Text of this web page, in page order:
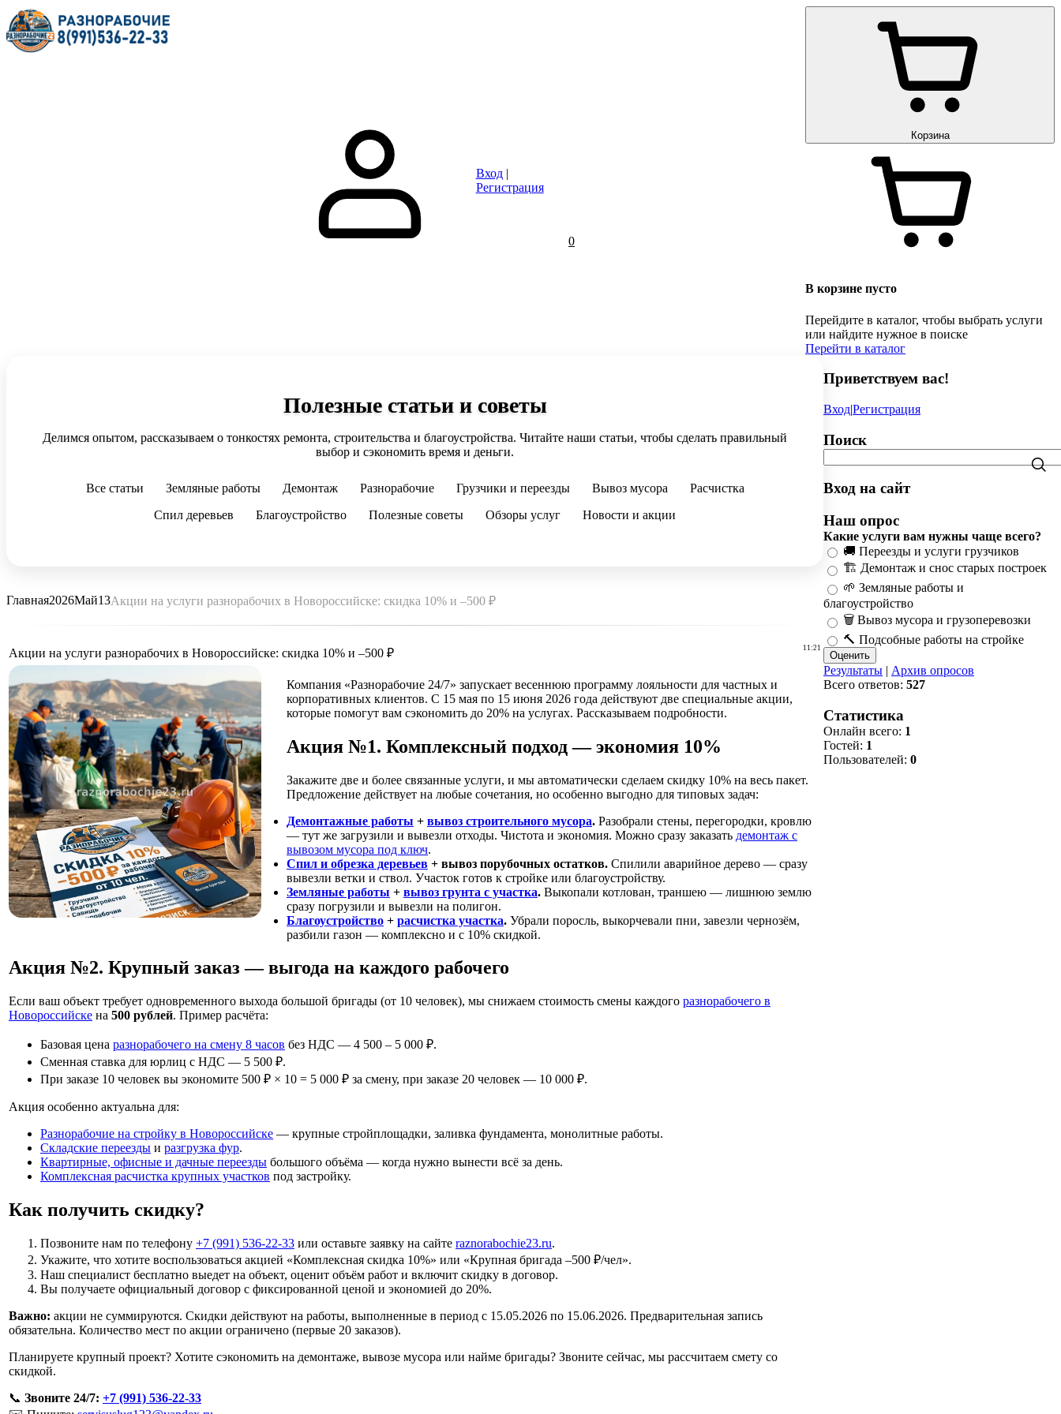
Вход|
Регистрация
0
Корзина
В корзине пусто
Перейдите в каталог, чтобы выбрать услуги
или найдите нужное в поиске
Перейти в каталог
Полезные статьи и советы
Делимся опытом, рассказываем о тонкостях ремонта, строительства и благоустройства. Читайте наши статьи, чтобы сделать правильный
выбор и сэкономить время и деньги.
Все статьи Земляные работы Демонтаж Разнорабочие Грузчики и переезды Вывоз мусора
Расчистка
Спил деревьев
Благоустройство Полезные советы Обзоры услуг Новости и акции
Главная2026Май13Акции на услуги разнорабочих в Новороссийске: скидка 10% и –500 ₽
11:21
Акции на услуги разнорабочих в Новороссийске: скидка 10% и –500 ₽
Компания «Разнорабочие 24/7» запускает весеннюю программу лояльности для частных и
корпоративных клиентов. С 15 мая по 15 июня 2026 года действуют две специальные акции,
которые помогут вам сэкономить до 20% на услугах. Рассказываем подробности.
Акция №1. Комплексный подход — экономия 10%
Закажите две и более связанные услуги, и мы автоматически сделаем скидку 10% на весь пакет.
Предложение действует на любые сочетания, но особенно выгодно для типовых задач:
Демонтажные работы + вывоз строительного мусора. Разобрали стены, перегородки, кровлю
— тут же загрузили и вывезли отходы. Чистота и экономия. Можно сразу заказать демонтаж с
вывозом мусора под ключ.
Спил и обрезка деревьев + вывоз порубочных остатков. Спилили аварийное дерево — сразу
вывезли ветки и ствол. Участок готов к стройке или благоустройству.
Земляные работы + вывоз грунта с участка. Выкопали котлован, траншею — лишнюю землю
сразу погрузили и вывезли на полигон.
Благоустройство + расчистка участка. Убрали поросль, выкорчевали пни, завезли чернозём,
разбили газон — комплексно и с 10% скидкой.
Акция №2. Крупный заказ — выгода на каждого рабочего
Если ваш объект требует одновременного выхода большой бригады (от 10 человек), мы снижаем стоимость смены каждого разнорабочего в
Новороссийске на 500 рублей. Пример расчёта:
Базовая цена разнорабочего на смену 8 часов без НДС — 4 500 – 5 000 ₽.
Сменная ставка для юрлиц с НДС — 5 500 ₽.
При заказе 10 человек вы экономите 500 ₽ × 10 = 5 000 ₽ за смену, при заказе 20 человек — 10 000 ₽.
Акция особенно актуальна для:
Разнорабочие на стройку в Новороссийске — крупные стройплощадки, заливка фундамента, монолитные работы.
Складские переезды и разгрузка фур.
Квартирные, офисные и дачные переезды большого объёма — когда нужно вынести всё за день.
Комплексная расчистка крупных участков под застройку.
Как получить скидку?
Позвоните нам по телефону +7 (991) 536-22-33 или оставьте заявку на сайте raznorabochie23.ru.
Укажите, что хотите воспользоваться акцией «Комплексная скидка 10%» или «Крупная бригада –500 ₽/чел».
Наш специалист бесплатно выедет на объект, оценит объём работ и включит скидку в договор.
Вы получаете официальный договор с фиксированной ценой и экономией до 20%.
Важно: акции не суммируются. Скидки действуют на работы, выполненные в период с 15.05.2026 по 15.06.2026. Предварительная запись
обязательна. Количество мест по акции ограничено (первые 20 заказов).
Планируете крупный проект? Хотите сэкономить на демонтаже, вывозе мусора или найме бригады? Звоните сейчас, мы рассчитаем смету со
скидкой.
📞 Звоните 24/7: +7 (991) 536-22-33
Приветствуем вас!
Вход|Регистрация
Поиск
Вход на сайт
Наш опрос
Какие услуги вам нужны чаще всего?
🚚 Переезды и услуги грузчиков
🏗️ Демонтаж и снос старых построек
🌱 Земляные работы и
благоустройство
🗑️ Вывоз мусора и грузоперевозки
🔨 Подсобные работы на стройке
Результаты | Архив опросов
Всего ответов: 527
Статистика
Онлайн всего: 1
Гостей: 1
Пользователей: 0